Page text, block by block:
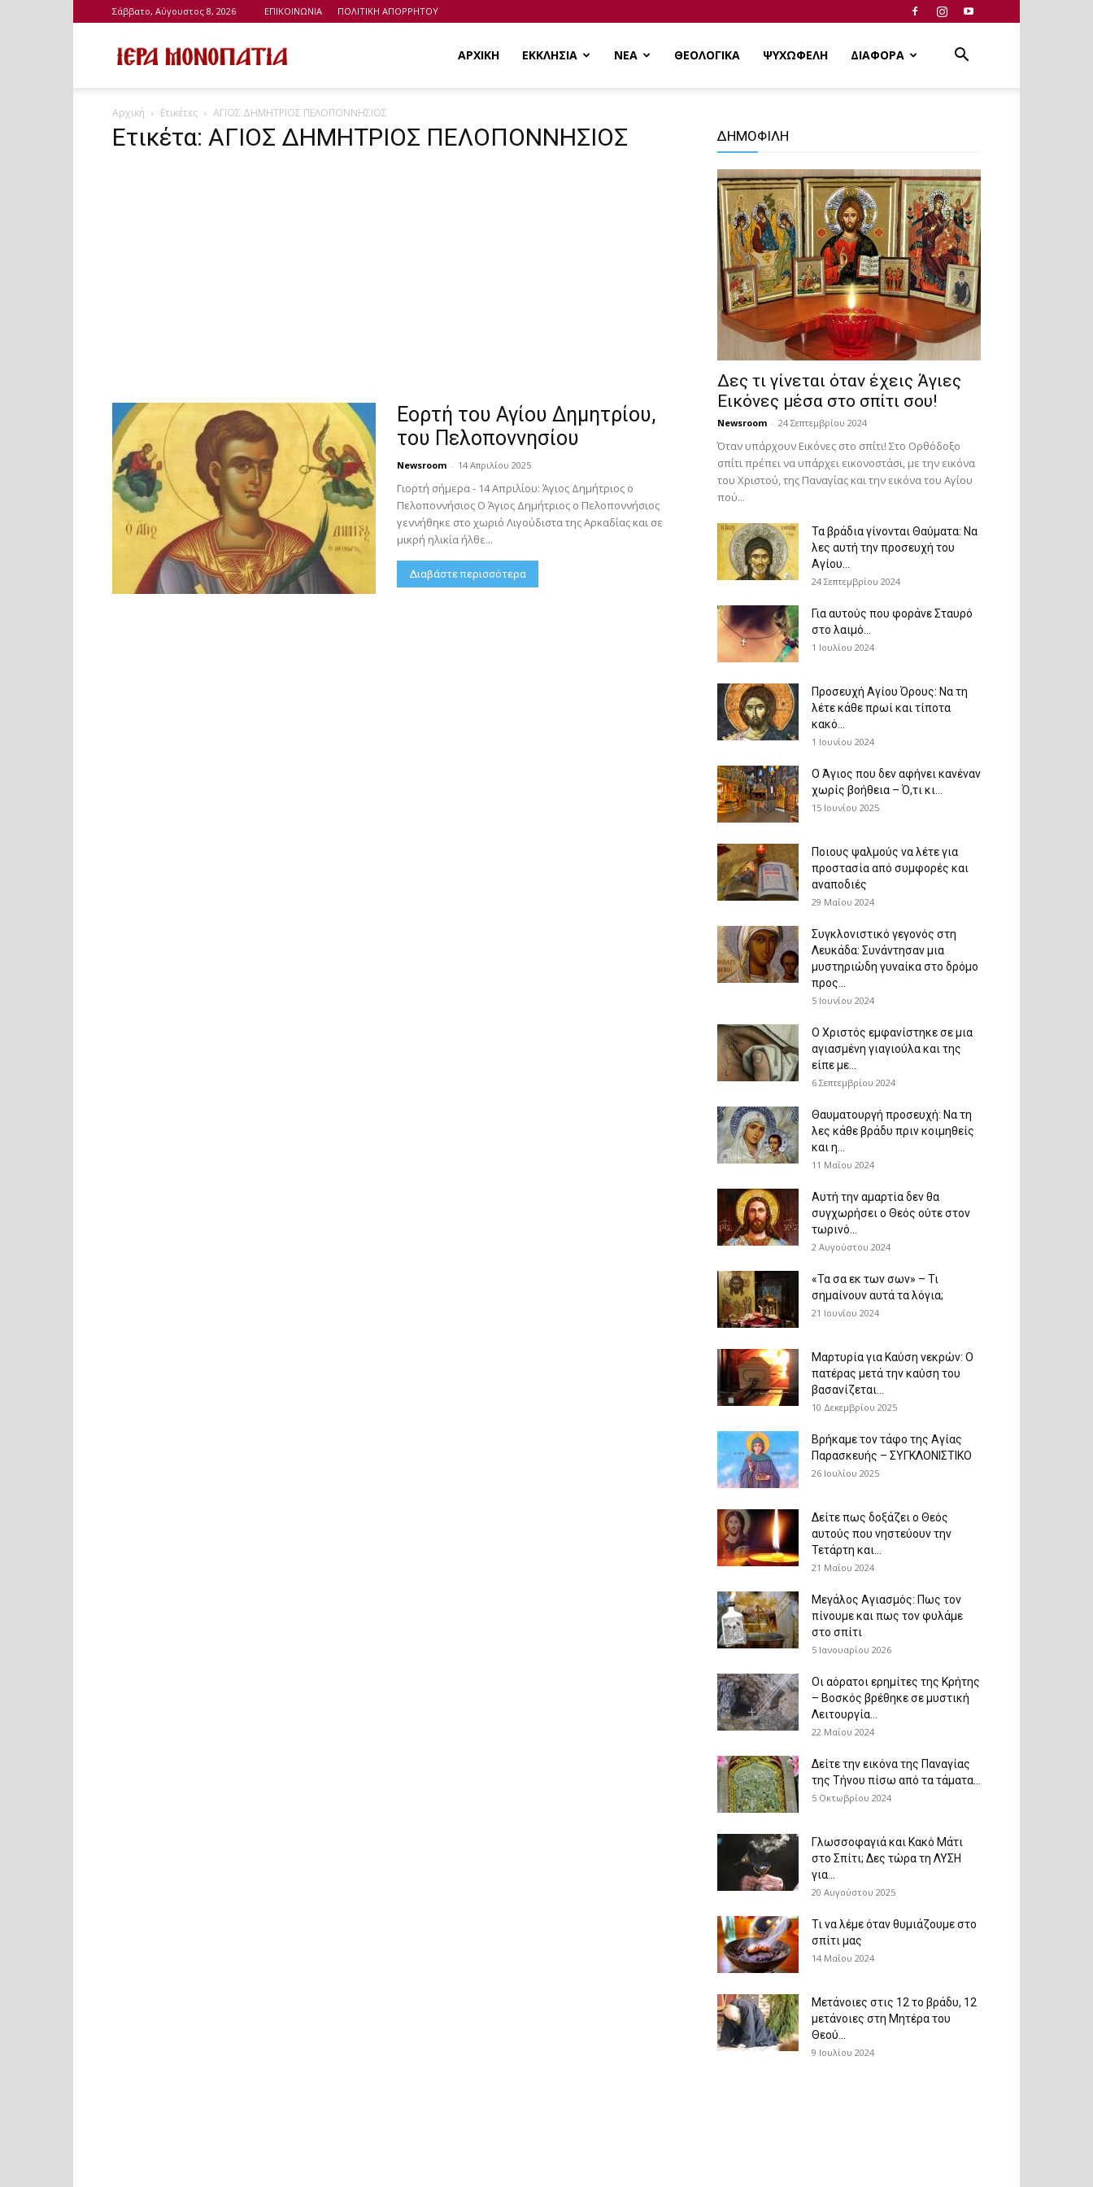
Σάββατο, Αύγουστος 8, 2026 ΕΠΙΚΟΙΝΩΝΙΑ ΠΟΛΙΤΙΚΗ ΑΠΟΡΡΗΤΟΥ
Μονοπάτια
ΑΡΧΙΚΗ ΕΚΚΛΗΣΙΑ ΝΕΑ ΘΕΟΛΟΓΙΚΑ ΨΥΧΩΦΕΛΗ ΔΙΑΦΟΡΑ
Αρχική Ετικέτες ΑΓΙΟΣ ΔΗΜΗΤΡΙΟΣ ΠΕΛΟΠΟΝΝΗΣΙΟΣ
Ετικέτα: ΑΓΙΟΣ ΔΗΜΗΤΡΙΟΣ ΠΕΛΟΠΟΝΝΗΣΙΟΣ
Εορτή του Αγίου Δημητρίου,
του Πελοποννησίου
Newsroom - 14 Απριλίου 2025
Γιορτή σήμερα - 14 Απριλίου: Άγιος Δημήτριος ο
Πελοποννήσιος Ο Άγιος Δημήτριος ο Πελοποννήσιος
γεννήθηκε στο χωριό Λιγούδιστα της Αρκαδίας και σε
μικρή ηλικία ήλθε...
Διαβάστε περισσότερα
ΔΗΜΟΦΙΛΗ
Δες τι γίνεται όταν έχεις Άγιες
Εικόνες μέσα στο σπίτι σου!
Newsroom - 24 Σεπτεμβρίου 2024
Όταν υπάρχουν Εικόνες στο σπίτι! Στο Ορθόδοξο
σπίτι πρέπει να υπάρχει εικονοστάσι, με την εικόνα
του Χριστού, της Παν­αγίας και την εικόνα του Αγίου
πού...
Τα βράδια γίνονται Θαύματα: Να
λες αυτή την προσευχή του
Αγίου...
24 Σεπτεμβρίου 2024
Για αυτούς που φοράνε Σταυρό
στο λαιμό…
1 Ιουλίου 2024
Προσευχή Αγίου Όρους: Να τη
λέτε κάθε πρωί και τίποτα
κακό...
1 Ιουνίου 2024
Ο Άγιος που δεν αφήνει κανέναν
χωρίς βοήθεια – Ό,τι κι...
15 Ιουνίου 2025
Ποιους ψαλμούς να λέτε για
προστασία από συμφορές και
αναποδιές
29 Μαΐου 2024
Συγκλονιστικό γεγονός στη
Λευκάδα: Συνάντησαν μια
μυστηριώδη γυναίκα στο δρόμο
προς...
5 Ιουνίου 2024
Ο Χριστός εμφανίστηκε σε μια
αγιασμένη γιαγιούλα και της
είπε με...
6 Σεπτεμβρίου 2024
Θαυματουργή προσευχή: Να τη
λες κάθε βράδυ πριν κοιμηθείς
και η...
11 Μαΐου 2024
Αυτή την αμαρτία δεν θα
συγχωρήσει ο Θεός ούτε στον
τωρινό...
2 Αυγούστου 2024
«Τα σα εκ των σων» – Τι
σημαίνουν αυτά τα λόγια;
21 Ιουνίου 2024
Μαρτυρία για Καύση νεκρών: Ο
πατέρας μετά την καύση του
βασανίζεται...
10 Δεκεμβρίου 2025
Βρήκαμε τον τάφο της Αγίας
Παρασκευής – ΣΥΓΚΛΟΝΙΣΤΙΚΟ
26 Ιουλίου 2025
Δείτε πως δοξάζει ο Θεός
αυτούς που νηστεύουν την
Τετάρτη και...
21 Μαΐου 2024
Μεγάλος Αγιασμός: Πως τον
πίνουμε και πως τον φυλάμε
στο σπίτι
5 Ιανουαρίου 2026
Οι αόρατοι ερημίτες της Κρήτης
– Βοσκός βρέθηκε σε μυστική
Λειτουργία...
22 Μαΐου 2024
Δείτε την εικόνα της Παναγίας
της Τήνου πίσω από τα τάματα...
5 Οκτωβρίου 2024
Γλωσσοφαγιά και Κακό Μάτι
στο Σπίτι; Δες τώρα τη ΛΥΣΗ
για...
20 Αυγούστου 2025
Τι να λέμε όταν θυμιάζουμε στο
σπίτι μας
14 Μαΐου 2024
Μετάνοιες στις 12 το βράδυ, 12
μετάνοιες στη Μητέρα του
Θεού...
9 Ιουλίου 2024